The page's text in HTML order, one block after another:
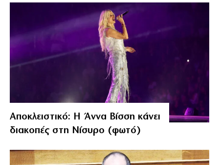
Αποκλειστικό: Η Άννα Βίσση κάνει
διακοπές στη Νίσυρο (φωτό)